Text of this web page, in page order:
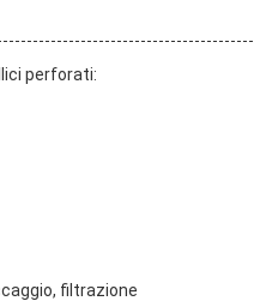
perforati:
filtrazione